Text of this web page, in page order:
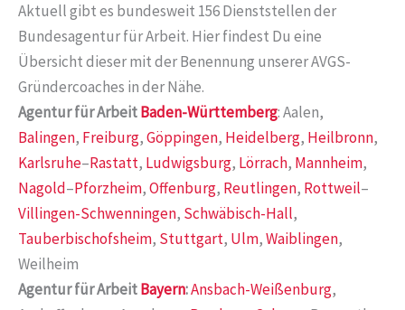
Aktuell gibt es bundesweit 156 Dienststellen der
Bundesagentur für Arbeit. Hier findest Du eine
Übersicht dieser mit der Benennung unserer AVGS-
Gründercoaches in der Nähe.
Agentur für ArbeitBaden-Württemberg: Aalen,
Balingen, Freiburg,Göppingen, Heidelberg, Heilbronn,
Karlsruhe–Rastatt, Ludwigsburg, Lörrach, Mannheim,
Nagold–Pforzheim,Offenburg, Reutlingen, Rottweil–
Villingen-Schwenningen, Schwäbisch-Hall,
Tauberbischofsheim, Stuttgart, Ulm,Waiblingen,
Weilheim
Agentur für ArbeitBayern:Ansbach-Weißenburg,